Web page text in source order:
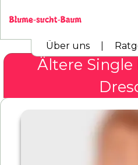
Über uns
Ältere Single